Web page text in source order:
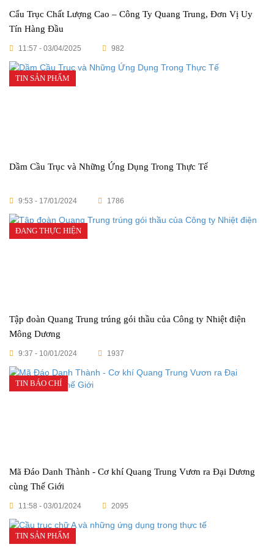
Cẩu Trục Chất Lượng Cao – Công Ty Quang Trung, Đơn Vị Uy
Tín Hàng Đầu
11:57 - 03/04/2025 982
TIN SẢN PHẨM
Dầm Cầu Trục và Những Ứng Dụng Trong Thực Tế
9:53 - 17/01/2024 1786
ĐANG THỰC HIỆN
Tập đoàn Quang Trung trúng gói thầu của Công ty Nhiệt điện
Mông Dương
9:37 - 10/01/2024 1937
TIN BÁO CHÍ
Mã Đáo Danh Thành - Cơ khí Quang Trung Vươn ra Đại Dương
cùng Thế Giới
11:58 - 03/01/2024 2095
TIN SẢN PHẨM